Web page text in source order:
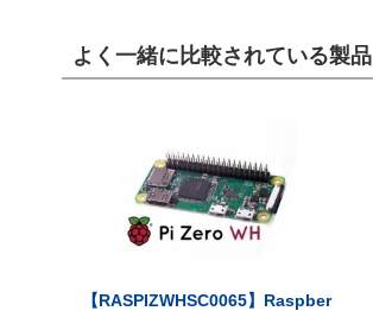
よく一緒に比較されている製品
【RASPIZWHSC0065】Raspber